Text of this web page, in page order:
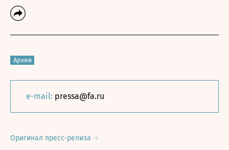
Архив
e-mail: pressa@fa.ru
Оригинал пресс-релиза